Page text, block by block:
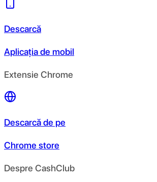
Descarcă
Aplicația de mobil
Extensie Chrome
Descarcă de pe
Chrome store
Despre CashClub